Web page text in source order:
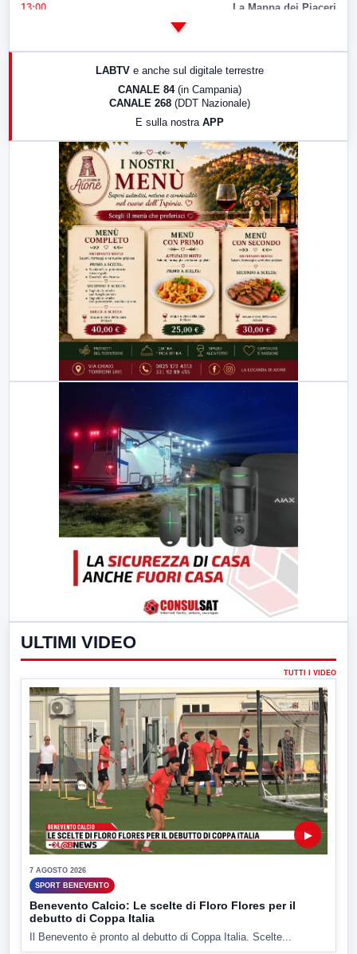
13:00 La Mappa dei Piaceri
17:00 LabNews (replica)
LabNews (replica)
LABTV e anche sul digitale terrestre
CANALE 84 (in Campania)
CANALE 268 (DDT Nazionale)
E sulla nostra APP
ULTIMI VIDEO
TUTTI I VIDEO
▶
7 AGOSTO 2026
SPORT BENEVENTO
Benevento Calcio: Le scelte di Floro Flores per il
debutto di Coppa Italia
Il Benevento è pronto al debutto di Coppa Italia. Scelte...